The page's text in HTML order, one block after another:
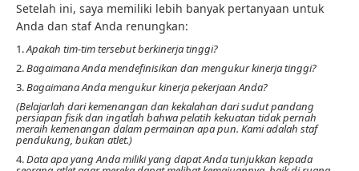
Setelah ini, saya memiliki lebih banyak pertanyaan untuk
Anda dan staf Anda renungkan:
1.Apakah tim-tim tersebut berkinerja tinggi?
2.Bagaimana Anda mendefinisikan dan mengukur kinerja tinggi?
3.Bagaimana Anda mengukur kinerja pekerjaan Anda?
(Belajarlah dari kemenangan dan kekalahan dari sudut pandang
persiapan fisik dan ingatlah bahwa pelatih kekuatan tidak pernah
meraih kemenangan dalam permainan apa pun. Kami adalah staf
pendukung, bukan atlet.)
4.Data apa yang Anda miliki yang dapat Anda tunjukkan kepada